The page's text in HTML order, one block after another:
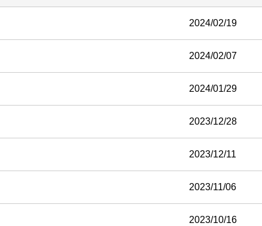
2024/02/19
2024/02/07
2024/01/29
2023/12/28
2023/12/11
2023/11/06
2023/10/16